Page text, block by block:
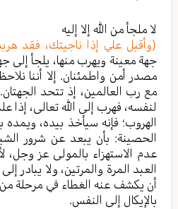
لا ملجأ من الله إلا إليه
(وأقبل علي إذا ناجيتك، فقد
جهة معينة ويهرب منها، يلجأ إلى
مصدر أمن واطمئنان. إلا أننا
مع رب العالمين، إذ تتحد
لنفسه، فهرب إلى الله تعالى، إذا
الهروب؛ فإنه سيأخذ بيده، ويمده
الحصينة: بأن يبعد عن شرور
عدم الاستهزاء بالمولى عز وجل،
العبد المرة والمرتين، ولا يبادر
أن يكشف عنه الغطاء في مرحلة من
بالإيكال إلى النفس.